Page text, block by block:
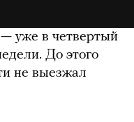
уже в четвертый
До этого
не выезжал